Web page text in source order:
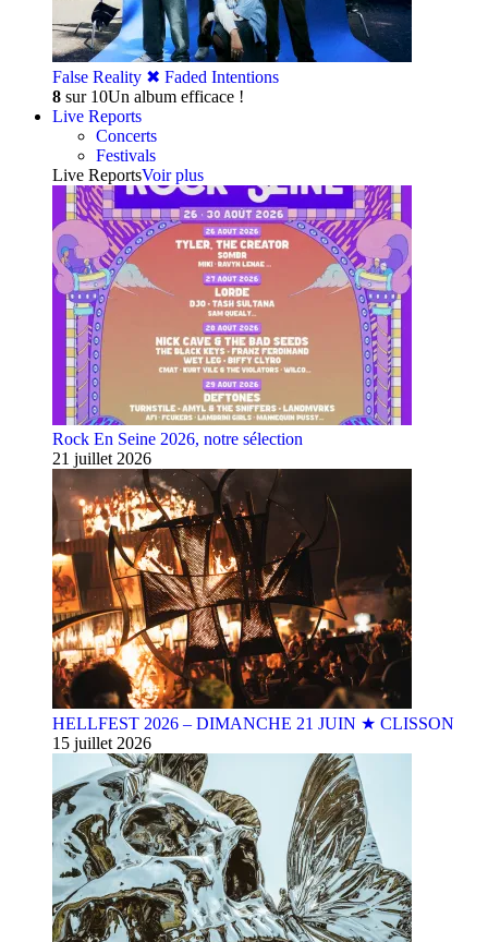
False Reality ✖︎ Faded Intentions
8 sur 10Un album efficace !
Live Reports
Concerts
Festivals
Live ReportsVoir plus
Rock En Seine 2026, notre sélection
21 juillet 2026
HELLFEST 2026 – DIMANCHE 21 JUIN ★ CLISSON
15 juillet 2026